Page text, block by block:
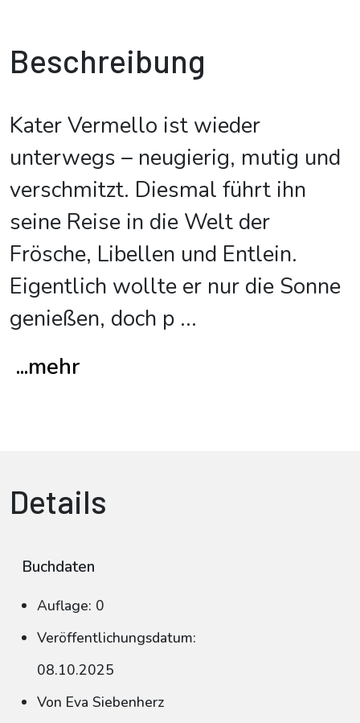
Beschreibung
Kater Vermello ist wieder
unterwegs – neugierig, mutig und
verschmitzt. Diesmal führt ihn
seine Reise in die Welt der
Frösche, Libellen und Entlein.
Eigentlich wollte er nur die Sonne
genießen, doch p ...
...mehr
Details
Buchdaten
Auflage: 0
Veröffentlichungsdatum:
08.10.2025
Von Eva Siebenherz